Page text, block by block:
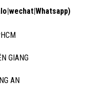
GIANG
AN